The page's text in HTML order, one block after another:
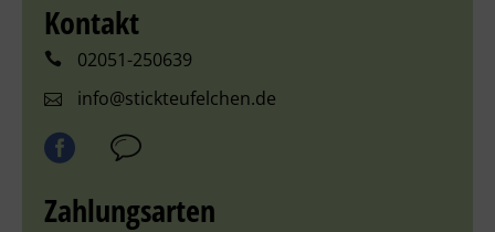
Kontakt
02051-250639
info@stickteufelchen.de
Zahlungsarten